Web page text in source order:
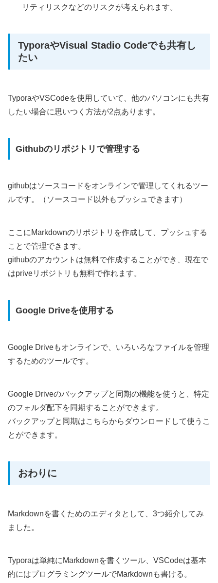
リティリスクなどのリスクが考えられます。
TyporaやVisual Stadio Codeでも共有し
たい
TyporaやVSCodeを使用していて、他のパソコンにも共有
したい場合に思いつく方法が2点あります。
Githubのリポジトリで管理する
githubはソースコードをオンラインで管理してくれるツー
ルです。（ソースコード以外もプッシュできます）
ここにMarkdownのリポジトリを作成して、プッシュする
ことで管理できます。
githubのアカウントは無料で作成することができ、現在で
はpriveリポジトリも無料で作れます。
Google Driveを使用する
Google Driveもオンラインで、いろいろなファイルを管理
するためのツールです。
Google Driveのバックアップと同期の機能を使うと、特定
のフォルダ配下を同期することができます。
バックアップと同期はこちらからダウンロードして使うこ
とができます。
おわりに
Markdownを書くためのエディタとして、3つ紹介してみ
ました。
Typoraは単純にMarkdownを書くツール、VSCodeは基本
的にはプログラミングツールでMarkdownも書ける。